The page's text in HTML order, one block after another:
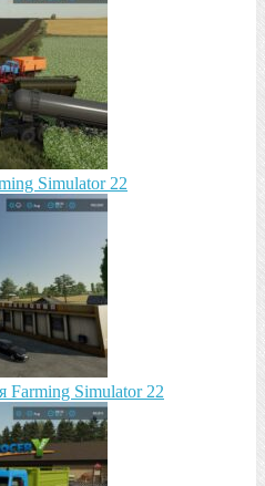
Simulator 22
Farming Simulator 22